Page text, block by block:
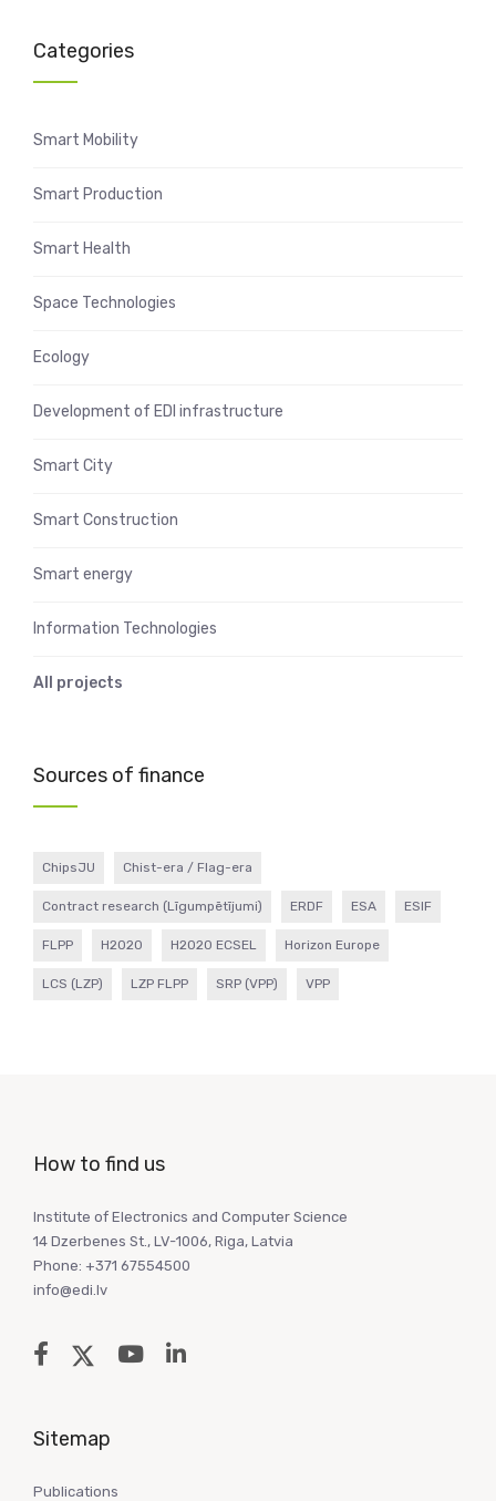
Categories
Smart Mobility
Smart Production
Smart Health
Space Technologies
Ecology
Development of EDI infrastructure
Smart City
Smart Construction
Smart energy
Information Technologies
All projects
Sources of finance
ChipsJU Chist-era / Flag-era
Contract research (Līgumpētījumi) ERDF ESA ESIF
FLPP H2020 H2020 ECSEL Horizon Europe
LCS (LZP) LZP FLPP SRP (VPP) VPP
How to find us
Institute of Electronics and Computer Science
14 Dzerbenes St., LV-1006, Riga, Latvia
Phone: +371 67554500
info@edi.lv
Sitemap
Publications